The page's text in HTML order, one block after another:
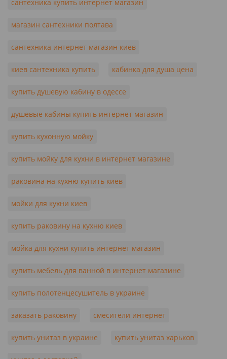
сантехника купить интернет магазин
магазин сантехники полтава
сантехника интернет магазин киев
киев сантехника купить кабинка для душа цена
купить душевую кабину в одессе
душевые кабины купить интернет магазин
купить кухонную мойку
купить мойку для кухни в интернет магазине
раковина на кухню купить киев
мойки для кухни киев
купить раковину на кухню киев
мойка для кухни купить интернет магазин
купить мебель для ванной в интернет магазине
купить полотенцесушитель в украине
заказать раковину смесители интернет
купить унитаз в украине купить унитаз харьков